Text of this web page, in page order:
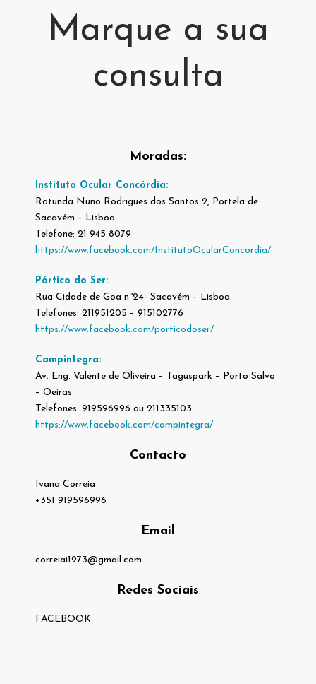
Marque a sua
consulta
Moradas:
Instituto Ocular Concórdia:
Rotunda Nuno Rodrigues dos Santos 2, Portela de
Sacavém – Lisboa
Telefone: 21 945 8079
https://www.facebook.com/InstitutoOcularConcordia/
Pórtico do Ser:
Rua Cidade de Goa nº24- Sacavém – Lisboa
Telefones: 211951205 – 915102776
https://www.facebook.com/porticodoser/
Campintegra:
Av. Eng. Valente de Oliveira – Taguspark – Porto Salvo
– Oeiras
Telefones: 919596996 ou 211335103
https://www.facebook.com/campintegra/
Contacto
Ivana Correia
+351 919596996
Email
correiai1973@gmail.com
Redes Sociais
FACEBOOK